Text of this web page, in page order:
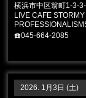
横浜市中区翁町1-3-
LIVE CAFE
☎️045-664-2085
2026. 1月3日 (土)